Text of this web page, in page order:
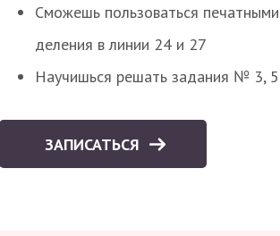
Сможешь пользоваться
деления в линии 24 и 27
Научишься решать задания № 3,
ЗАПИСАТЬСЯ